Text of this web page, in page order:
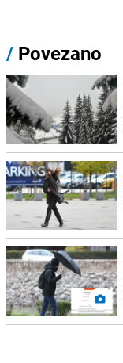
/ Povezano